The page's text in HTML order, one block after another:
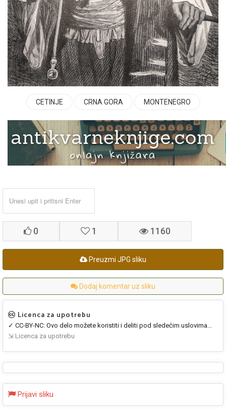
CETINJE CRNA GORA MONTENEGRO
0 1 1160
Preuzmi JPG sliku
Dodaj komentar uz sliku
Licenca za upotrebu
✓ CC-BY-NC: Ovo delo možete koristiti i deliti pod sledećim uslovima...
⇲ Licenca za upotrebu
Prijavi sliku